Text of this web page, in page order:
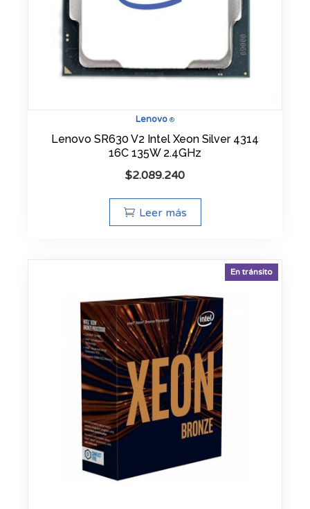
Lenovo ®
Lenovo SR630 V2 Intel Xeon Silver 4314
16C 135W 2.4GHz
$2.089.240
Leer más
En tránsito